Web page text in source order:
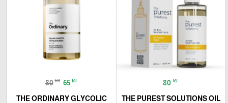
80 ₪
THE PUREST SOLUTIONS OIL
80 ₪ 65 ₪
THE ORDINARY GLYCOLIC